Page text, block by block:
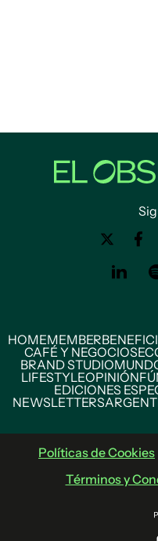
HOMEMEMBER
CAFÉ Y NEGOCIOS
BRAND STUDIO
LIFESTYLEOPINIÓN
EDICIONES
NEWSLETTERS
Políticas de Cookies
Términos y